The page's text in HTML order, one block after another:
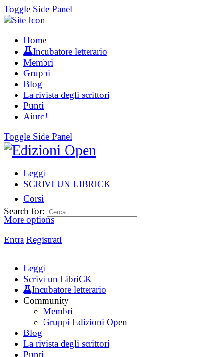
Toggle Side Panel
Home
Incubatore letterario
Membri
Gruppi
Blog
La rivista degli scrittori
Punti
Aiuto!
Toggle Side Panel
Leggi
SCRIVI UN LIBRICK
Corsi
More options
Entra Registrati
Search for:
Leggi
Scrivi un LibriCK
Incubatore letterario
Community
Membri
Gruppi Edizioni Open
Blog
La rivista degli scrittori
Punti